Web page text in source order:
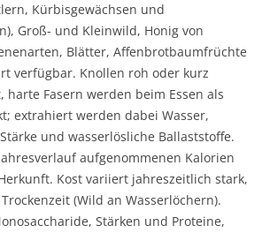
Kürbisgewächsen und
Groß- und Kleinwild, Honig von
Blätter, Affenbrotbaumfrüchte
verfügbar. Knollen roh oder kurz
harte Fasern werden beim Essen als
extrahiert werden dabei Wasser,
und wasserlösliche Ballaststoffe.
aufgenommenen Kalorien
Kost variiert jahreszeitlich stark,
(Wild an Wasserlöchern).
Stärken und Proteine,